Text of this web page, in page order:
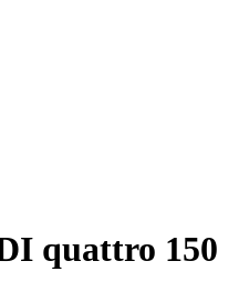
quattro 150